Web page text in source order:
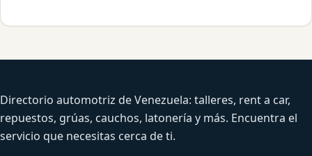
Directorio automotriz de Venezuela: talleres, rent a car,
repuestos, grúas, cauchos, latonería y más. Encuentra el
servicio que necesitas cerca de ti.